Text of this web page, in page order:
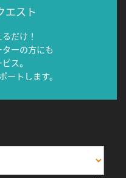
エスト
だけ！
ーの方にも
ス。
ートします。